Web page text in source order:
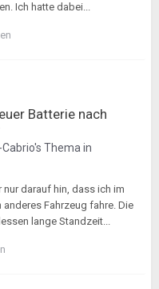
Ich hatte dabei...
Batterie nach
's Thema in
darauf hin, dass ich im
Fahrzeug fahre. Die
lange Standzeit...